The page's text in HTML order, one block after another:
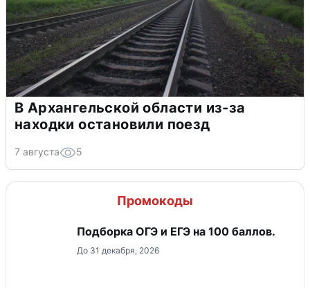
В Архангельской области из-за
находки остановили поезд
7 августа 5
Промокоды
Подборка ОГЭ и ЕГЭ на 100 баллов.
До 31 декабря, 2026